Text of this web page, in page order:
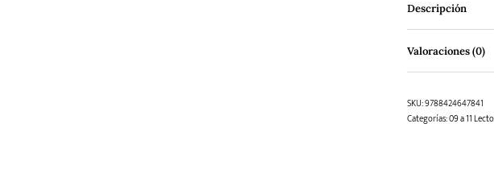
Descripción
Valoraciones (0)
SKU:9788424647841
Categorías:09 a 11